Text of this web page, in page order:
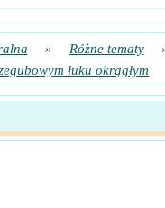
» Różne tematy
łuku okrągłym